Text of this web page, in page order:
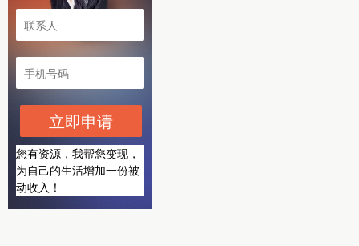
立即申请
您有资源，我帮您变现，
为自己的生活增加一份被
动收入！